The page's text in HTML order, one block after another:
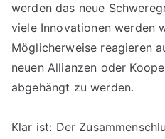
werden das neue
viele Innovationen werden
Möglicherweise reagieren
neuen Allianzen oder
abgehängt zu werden.
Klar ist: Der